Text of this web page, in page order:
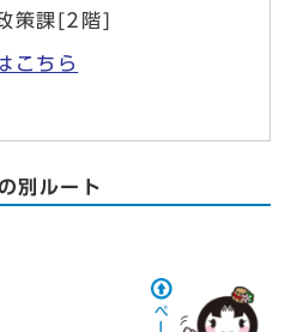
策課[2階]
こちら
別ルート